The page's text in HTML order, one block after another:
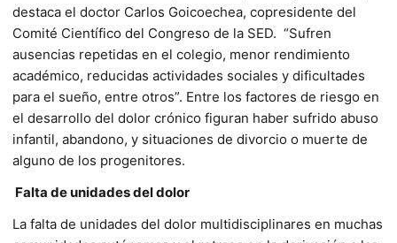
destaca el doctor Carlos Goicoechea, copresidente del
Comité Científico del Congreso de la SED. “Sufren
ausencias repetidas en el colegio, menor rendimiento
académico, reducidas actividades sociales y dificultades
para el sueño, entre otros”. Entre los factores de riesgo en
el desarrollo del dolor crónico figuran haber sufrido abuso
infantil, abandono, y situaciones de divorcio o muerte de
alguno de los progenitores.
Falta de unidades del dolor
La falta de unidades del dolor multidisciplinares en muchas